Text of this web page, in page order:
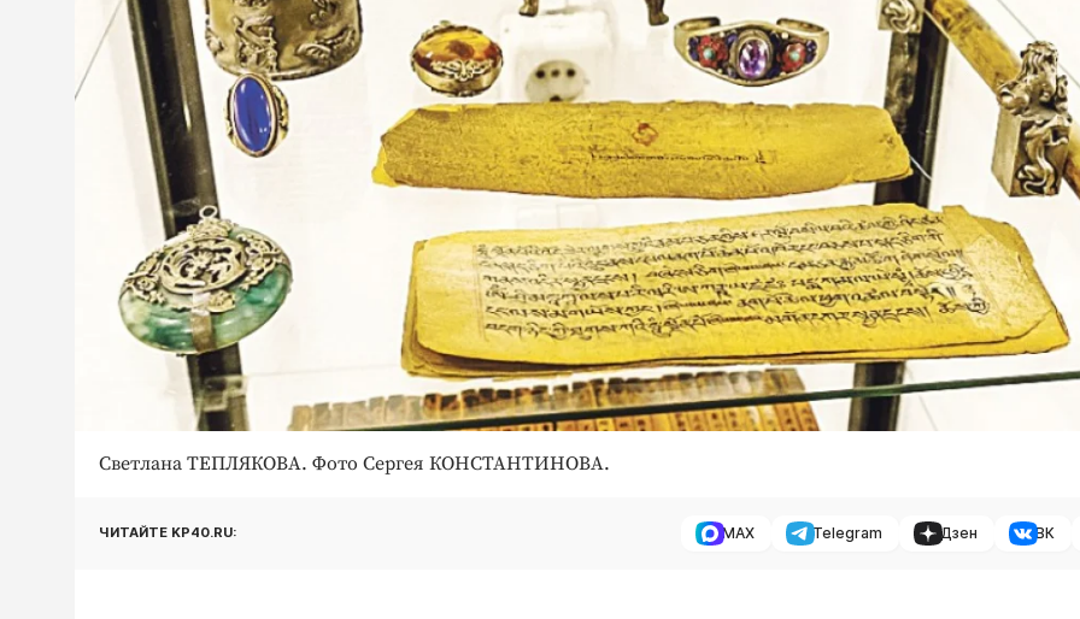
Светлана ТЕПЛЯКОВА. Фото Сергея КОНСТАНТИНОВА.
ЧИТАЙТЕ KP40.RU: MAX Telegram Дзен ВК